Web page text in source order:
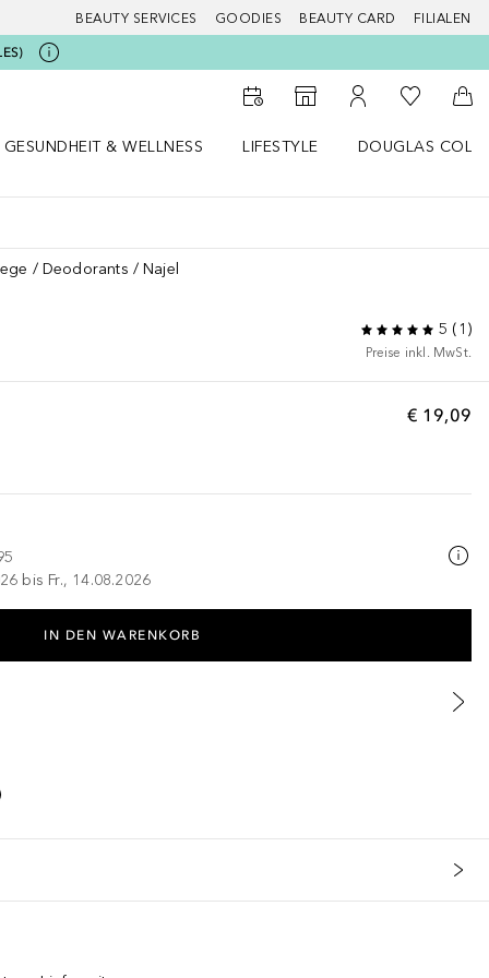
BEAUTY SERVICES GOODIES BEAUTY CARD FILIALEN
Zum Storefinder
Zu Meinem
Zu Meiner
GESUNDHEIT & WELLNESS
LIFESTYLE
DOUGLAS
Deodorants Najel
5 ( 1 )
Preise inkl. MwSt.
€ 19,09
bis Fr., 14.08.2026
IN DEN WARENKORB